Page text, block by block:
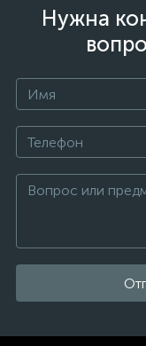
Нужна